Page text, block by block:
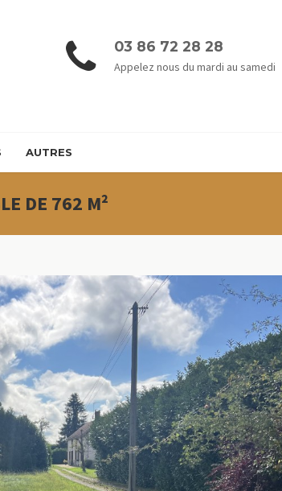
03 86 72 28 28
Appelez nous du mardi au samedi
AUTRES
DE 762 M²